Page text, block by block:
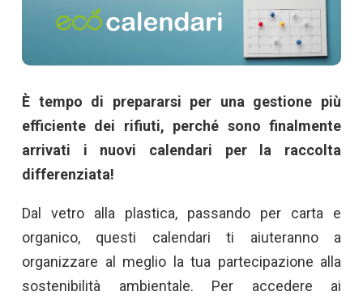
È tempo di prepararsi per una gestione più
efficiente dei rifiuti, perché sono finalmente
arrivati i nuovi calendari per la raccolta
differenziata!
Dal vetro alla plastica, passando per carta e
organico, questi calendari ti aiuteranno a
organizzare al meglio la tua partecipazione alla
sostenibilità ambientale. Per accedere ai